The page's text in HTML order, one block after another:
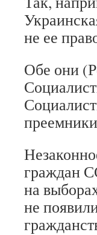
не ее
Обе они
граждан
на
не